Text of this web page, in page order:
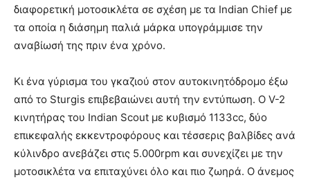
διαφορετική μοτοσικλέτα σε σχέση με τα Indian Chief με
τα οποία η διάσημη παλιά μάρκα υπογράμμισε την
αναβίωσή της πριν ένα χρόνο.
Κι ένα γύρισμα του γκαζιού στον αυτοκινητόδρομο έξω
από το Sturgis επιβεβαιώνει αυτή την εντύπωση. Ο V-2
κινητήρας του Indian Scout με κυβισμό 1133cc, δύο
επικεφαλής εκκεντροφόρους και τέσσερις βαλβίδες ανά
κύλινδρο ανεβάζει στις 5.000rpm και συνεχίζει με την
μοτοσικλέτα να επιταχύνει όλο και πιο ζωηρά. Ο άνεμος